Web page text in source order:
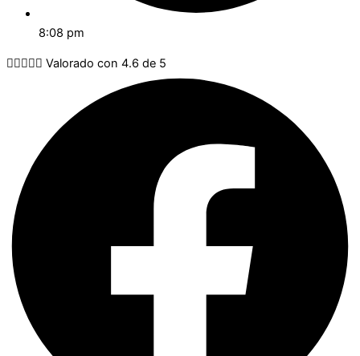
8:08 pm
     Valorado con 4.6 de 5